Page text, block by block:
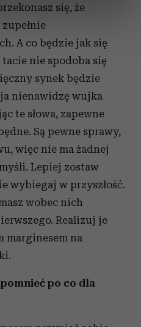
własne preferencje w
plików cookie możesz
w dowolnej chwili.
spersonalizowania treści
społecznościowe i
Informacje o tym, jak
partnerom
i analitycznym.
informacje z innymi danymi
podczas
się, że
A co będzie jak się
nie spodoba się
synek będzie
nienawidzę wujka
te słowa, zapewne
Są pewne sprawy,
więc nie ma żadnej
Lepiej zostaw
wybiegaj w przyszłość.
wobec nich
Realizuj je
marginesem na
po co dla